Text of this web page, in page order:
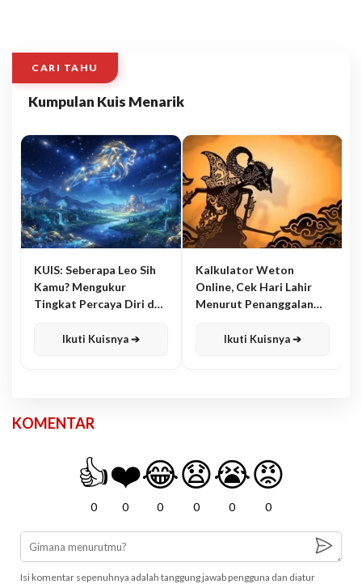
CARI TAHU
Kumpulan Kuis Menarik
KUIS: Seberapa Leo Sih
Kamu? Mengukur
Tingkat Percaya Diri dan
Ikuti Kuisnya ➔
Kalkulator Weton
Online, Cek Hari Lahir
Menurut Penanggalan
Ikuti Kuisnya ➔
KOMENTAR
👍
0
❤️
0
😂
0
😧
0
😭
0
😡
0
Isi komentar sepenuhnya adalah tanggung jawab pengguna dan diatur